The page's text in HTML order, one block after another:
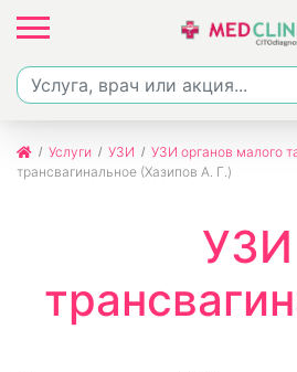
Услуги УЗИ УЗИ органов малого
трансвагинальное (Хазипов А. Г.)
УЗИ